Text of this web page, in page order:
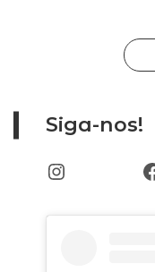
Siga-nos!
Instagram